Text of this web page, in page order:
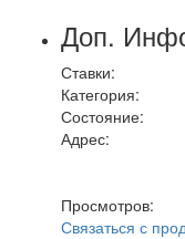
Доп.
Ставки:
Категория:
Состояние:
Адрес:
Просмотров:
Связаться с